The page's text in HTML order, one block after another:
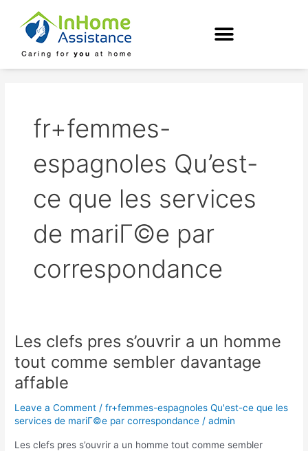
content
fr+femmes-
espagnoles Qu’est-
ce que les services
de mariГ©e par
correspondance
Les clefs pres s’ouvrir a un homme
tout comme sembler davantage
affable
Leave a Comment /fr+femmes-espagnoles Qu'est-ce que les
services de mariГ©e par correspondance /admin
Les clefs pres s’ouvrir a un homme tout comme sembler
Les
pres
s’ouvrir
un
tout